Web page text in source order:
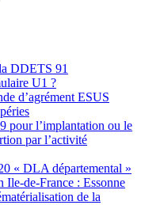
DDETS 91
U1 ?
d’agrément ESUS
pour l’implantation ou le
par l’activité
« DLA départemental »
Ile-de-France : Essonne
de la